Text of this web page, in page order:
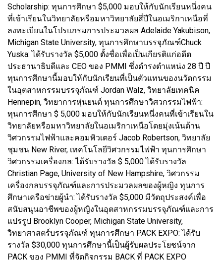
Scholarship: ทุนการศึกษา $5,000 มอบให้กับนักเรียนหนึ่งคน
ที่เข้าเรียนในวิทยาลัยหรือมหาวิทยาลัยสี่ปีในอเมริกาเหนือที่
ลงทะเบียนในโปรแกรมการประมวลผล Adelaide Yakubison,
Michigan State University, ทุนการศึกษาบรรจุภัณฑ์Chuck
Yuska: ได้รับรางวัล $5,000 ตั้งชื่อเพื่อเป็นเกียรติแก่อดีต
ประธานาธิบดีและ CEO ของ PMMI ซึ่งดำรงตำแหน่ง 28 ปี ปี
ทุนการศึกษานี้มอบให้กับนักเรียนที่เป็นตัวแทนของนวัตกรรม
ในอุตสาหกรรมบรรจุภัณฑ์ Jordan Walz, วิทยาลัยเทคนิค
Hennepin, วิทยาการหุ่นยนต์ ทุนการศึกษาวิศวกรรมไฟฟ้า:
ทุนการศึกษา $ 5,000 มอบให้กับนักเรียนหนึ่งคนที่เข้าเรียนใน
วิทยาลัยหรือมหาวิทยาลัยในอเมริกาเหนือโดยมุ่งเน้นด้าน
วิศวกรรมไฟฟ้าและคอมพิวเตอร์ Jacob Robertson, วิทยาลัย
ชุมชน New River, เทคโนโลยีวิศวกรรมไฟฟ้า ทุนการศึกษา
วิศวกรรมเครื่องกล: ได้รับรางวัล $ 5,000 ได้รับรางวัล
Christian Page, University of New Hampshire, วิศวกรรม
เครื่องกลบรรจุภัณฑ์และการประมวลผลของผู้หญิง ทุนการ
ศึกษาเครือข่ายผู้นำ: ได้รับรางวัล $5,000 มีวัตถุประสงค์เพื่อ
สนับสนุนอาชีพของผู้หญิงในอุตสาหกรรมบรรจุภัณฑ์และการ
แปรรูป Brooklyn Cooper, Michigan State University,
วิทยาศาสตร์บรรจุภัณฑ์ ทุนการศึกษา PACK EXPO: ได้รับ
รางวัล $30,000 ทุนการศึกษานี้เป็นผู้รับผลประโยชน์จาก
PACK ของ PMMI ที่จัดกิจกรรม BACK ที่ PACK EXPO